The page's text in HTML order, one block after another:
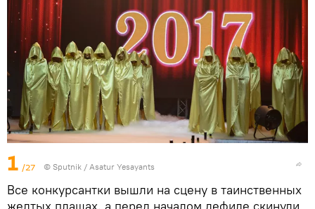
1 /27 © Sputnik / Asatur Yesayants
Все конкурсантки вышли на сцену в таинственных